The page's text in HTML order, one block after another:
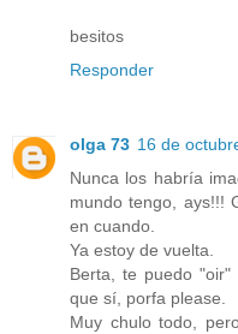
besitos
Responder
olga 73 16 de
Nunca los habría
mundo tengo, ays!!!
en cuando.
Ya estoy de vuelta.
Berta, te puedo
que sí, porfa please.
Muy chulo todo,